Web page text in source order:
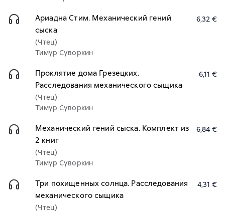
Ариадна Стим. Механический гений
сыска
(Чтец)
Тимур Суворкин
6,32 €
Проклятие дома Грезецких.
Расследования механического сыщика
(Чтец)
Тимур Суворкин
6,11 €
Механический гений сыска. Комплект из
2 книг
(Чтец)
Тимур Суворкин
6,84 €
Три похищенных солнца. Расследования
механического сыщика
(Чтец)
4,31 €